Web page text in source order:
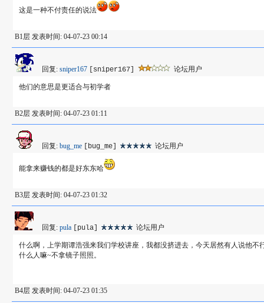
这是一种不付责任的说法
B1层 发表时间: 04-07-23 00:14
回复: sniper167 [sniper167] 论坛用户
他们的意思是更适合与初学者
B2层 发表时间: 04-07-23 01:11
回复: bug_me [bug_me] 论坛用户
能拿来赚钱的都是好东东哈
B3层 发表时间: 04-07-23 01:32
回复: pula [pula] 论坛用户
什么啊，上学期谭浩强来我们学校讲座，我都没挤进去，今天居然有人说他不
什么人嘛~不拿镜子照照。
B4层 发表时间: 04-07-23 01:35